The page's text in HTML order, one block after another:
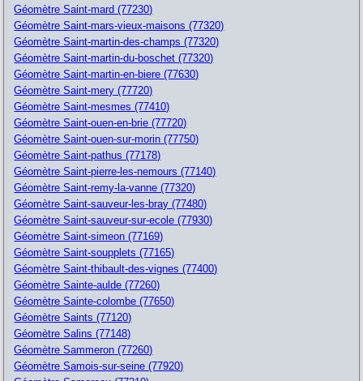
Géomètre Saint-mard (77230)
Géomètre Saint-mars-vieux-maisons (77320)
Géomètre Saint-martin-des-champs (77320)
Géomètre Saint-martin-du-boschet (77320)
Géomètre Saint-martin-en-biere (77630)
Géomètre Saint-mery (77720)
Géomètre Saint-mesmes (77410)
Géomètre Saint-ouen-en-brie (77720)
Géomètre Saint-ouen-sur-morin (77750)
Géomètre Saint-pathus (77178)
Géomètre Saint-pierre-les-nemours (77140)
Géomètre Saint-remy-la-vanne (77320)
Géomètre Saint-sauveur-les-bray (77480)
Géomètre Saint-sauveur-sur-ecole (77930)
Géomètre Saint-simeon (77169)
Géomètre Saint-soupplets (77165)
Géomètre Saint-thibault-des-vignes (77400)
Géomètre Sainte-aulde (77260)
Géomètre Sainte-colombe (77650)
Géomètre Saints (77120)
Géomètre Salins (77148)
Géomètre Sammeron (77260)
Géomètre Samois-sur-seine (77920)